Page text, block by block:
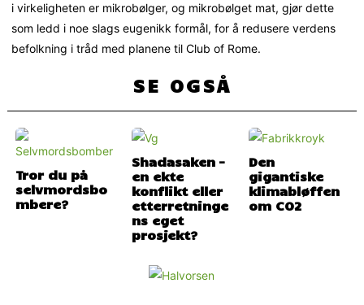
i virkeligheten er mikrobølger, og mikrobølget mat, gjør dette
som ledd i noe slags eugenikk formål, for å redusere verdens
befolkning i tråd med planene til Club of Rome.
SE OGSÅ
Tror du på
selvmordsbo
mbere?
Shadasaken –
en ekte
konflikt eller
etterretninge
ns eget
prosjekt?
Den
gigantiske
klimabløffen
om CO2